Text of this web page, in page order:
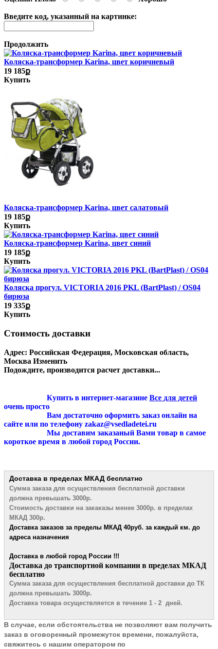
Введите код, указанный на картинке:
Продолжить
Коляска-трансформер Karina, цвет коричневый
19 185ք
Купить
Коляска-трансформер Karina, цвет салатовый
19 185ք
Купить
Коляска-трансформер Karina, цвет синий
19 185ք
Купить
Коляска прогул. VICTORIA 2016 PKL (BartPlast) / OS04
бирюза
19 335ք
Купить
Стоимость доставки
Адрес: Российская Федерация, Московская область,
Москва Изменить
Подождите, производится расчет доставки...
Купить в интернет-магазине Все для детей
очень просто
Вам достаточно оформить заказ онлайн на
сайте или по телефону zakaz@vsedladetei.ru
Мы доставим заказаный Вами товар в самое
короткое время в любой город России.
Доставка в пределах МКАД бесплатно
Сумма заказа для осуществления бесплатной доставки
должна превышать 3000р.
Стоимость доставки на закаказы менее 3000р. в пределах
МКАД 300р.
Доставка заказов за пределы МКАД 40руб. за каждый км. до
адреса назначения
Доставка в любой город России !!!
​Доставка до транспортной компании в пределах МКАД
бесплатно
Сумма заказа для осуществления бесплатной доставки до ТК
должна превышать 3000р.
Доставка товара осуществляется в течение 1 - 2 дней.
В случае, если обстоятельства не позволяют вам получить
заказ в оговоренный промежуток времени, пожалуйста,
свяжитесь с нашим оператором по